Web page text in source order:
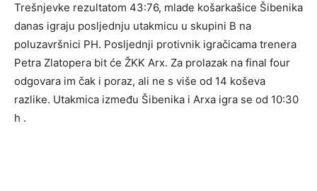
Trešnjevke rezultatom 43:76, mlade košarkašice Šibenika
danas igraju posljednju utakmicu u skupini B na
poluzavršnici PH. Posljednji protivnik igračicama trenera
Petra Zlatopera bit će ŽKK Arx. Za prolazak na final four
odgovara im čak i poraz, ali ne s više od 14 koševa
razlike. Utakmica između Šibenika i Arxa igra se od 10:30
h .